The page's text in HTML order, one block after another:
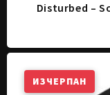
Disturbed –
ИЗЧЕРПАН